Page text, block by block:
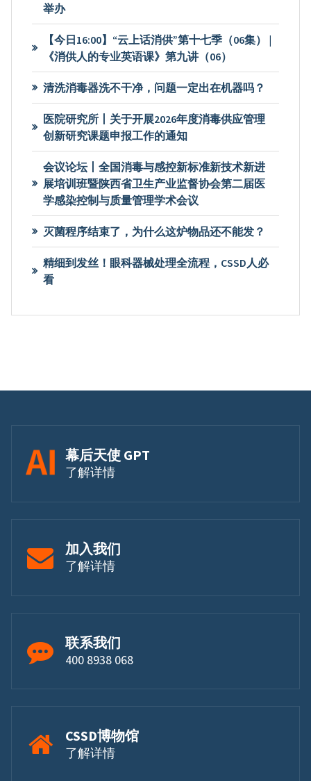
举办
【今日16:00】“云上话消供”第十七季（06集） |
《消供人的专业英语课》第九讲（06）
清洗消毒器洗不干净，问题一定出在机器吗？
医院研究所丨关于开展2026年度消毒供应管理
创新研究课题申报工作的通知
会议论坛丨全国消毒与感控新标准新技术新进
展培训班暨陕西省卫生产业监督协会第二届医
学感染控制与质量管理学术会议
灭菌程序结束了，为什么这炉物品还不能发？
精细到发丝！眼科器械处理全流程，CSSD人必
看
幕后天使 GPT
了解详情
加入我们
了解详情
联系我们
400 8938 068
CSSD博物馆
了解详情